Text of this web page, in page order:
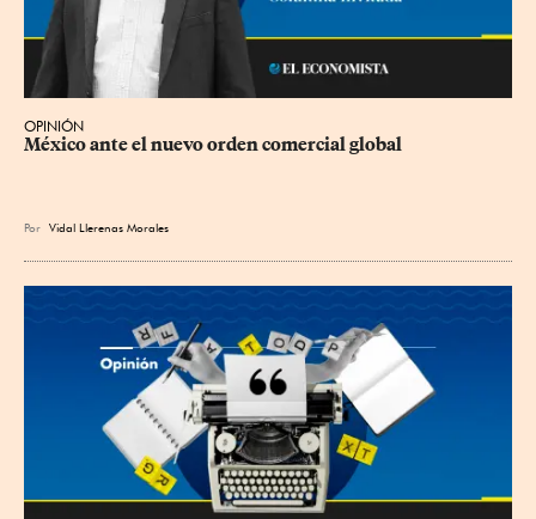
OPINIÓN
México ante el nuevo orden comercial global
Por Vidal Llerenas Morales